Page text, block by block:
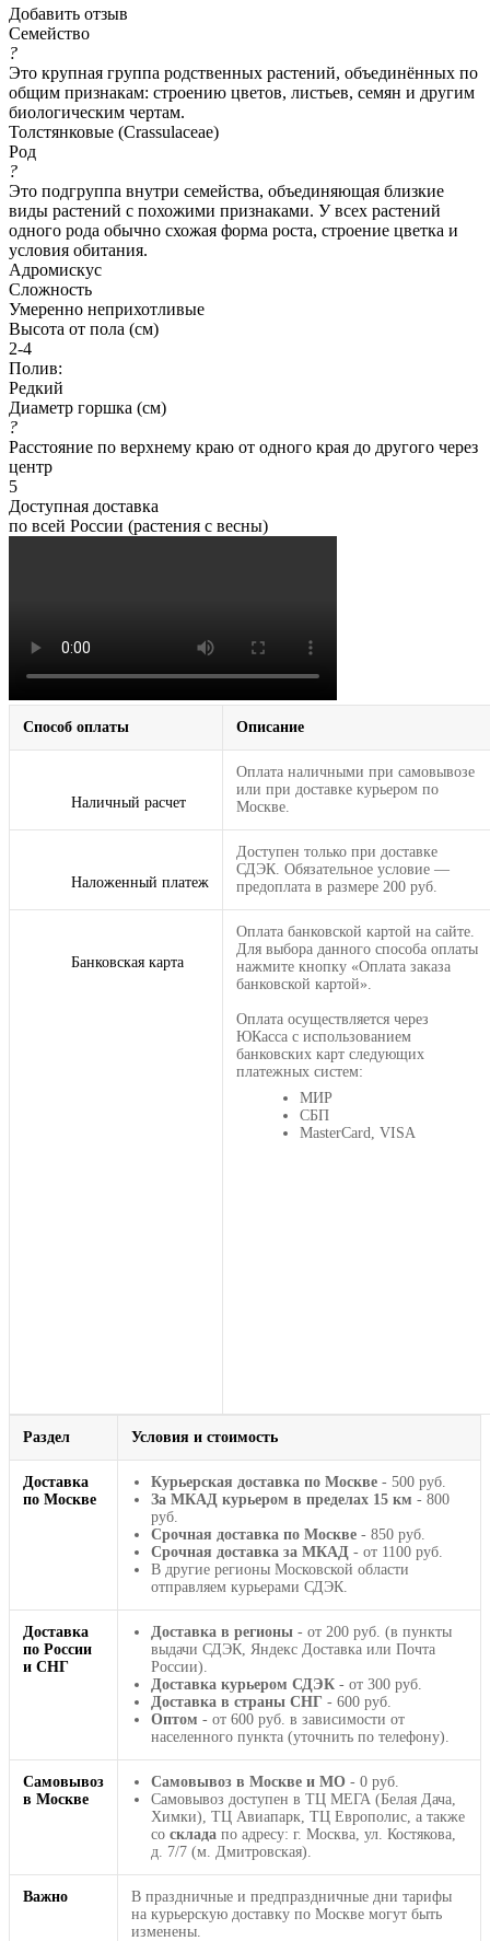
Добавить отзыв
Семейство
?
Это крупная группа родственных растений, объединённых по
общим признакам: строению цветов, листьев, семян и другим
биологическим чертам.
Толстянковые (Crassulaceae)
Род
?
Это подгруппа внутри семейства, объединяющая близкие
виды растений с похожими признаками. У всех растений
одного рода обычно схожая форма роста, строение цветка и
условия обитания.
Адромискус
Сложность
Умеренно неприхотливые
Высота от пола (см)
2-4
Полив:
Редкий
Диаметр горшка (см)
?
Расстояние по верхнему краю от одного края до другого через
центр
5
Доступная доставка
по всей России (растения с весны)
Способ оплаты Описание
Наличный расчет
Оплата наличными при самовывозе
или при доставке курьером по
Москве.
Наложенный платеж
Доступен только при доставке
СДЭК. Обязательное условие —
предоплата в размере 200 руб.
Банковская карта
Оплата банковской картой на сайте.
Для выбора данного способа оплаты
нажмите кнопку «Оплата заказа
банковской картой».
Оплата осуществляется через
ЮКасса с использованием
банковских карт следующих
платежных систем:
МИР
СБП
MasterCard, VISA
Раздел Условия и стоимость
Доставка
по Москве
Курьерская доставка по Москве - 500 руб.
За МКАД курьером в пределах 15 км - 800
руб.
Срочная доставка по Москве - 850 руб.
Срочная доставка за МКАД - от 1100 руб.
В другие регионы Московской области
отправляем курьерами СДЭК.
Доставка
по России
и СНГ
Доставка в регионы - от 200 руб. (в пункты
выдачи СДЭК, Яндекс Доставка или Почта
России).
Доставка курьером СДЭК - от 300 руб.
Доставка в страны СНГ - 600 руб.
Оптом - от 600 руб. в зависимости от
населенного пункта (уточнить по телефону).
Самовывоз
в Москве
Самовывоз в Москве и МО - 0 руб.
Самовывоз доступен в ТЦ МЕГА (Белая Дача,
Химки), ТЦ Авиапарк, ТЦ Европолис, а также
со склада по адресу: г. Москва, ул. Костякова,
д. 7/7 (м. Дмитровская).
Важно
В праздничные и предпраздничные дни тарифы
на курьерскую доставку по Москве могут быть
изменены.